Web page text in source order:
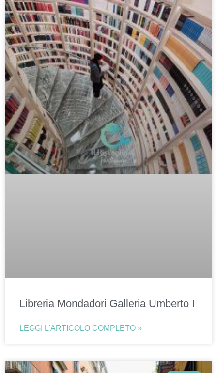
Libreria Mondadori Galleria Umberto I
LEGGI L'ARTICOLO COMPLETO »